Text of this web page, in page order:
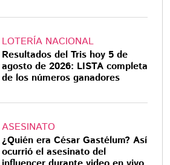
LOTERÍA NACIONAL
Resultados del Tris hoy 5 de
agosto de 2026: LISTA completa
de los números ganadores
ASESINATO
¿Quién era César Gastélum? Así
ocurrió el asesinato del